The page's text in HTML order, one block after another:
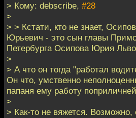
> Кому: debscribe, #28
>
> > Кстати, кто не знает,
Юрьевич - это сын главы
Петербурга Осипова Юрия
>
> А что он тогда "работал
Он что, умственно
папаня ему работу
>
> Как-то не вяжется. Возможно,